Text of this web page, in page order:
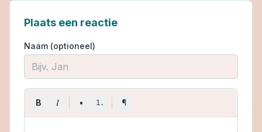
Plaats een reactie
Naam (optioneel)
B I • 1. ¶